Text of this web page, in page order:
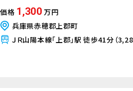
価格 1,300 万円
兵庫県赤穂郡上郡町
ＪＲ山陽本線「上郡」駅 徒歩41分（